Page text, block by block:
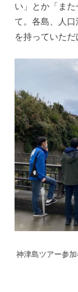
い」とか「ま
て。各島、人
を持っていた
神津島ツアー参